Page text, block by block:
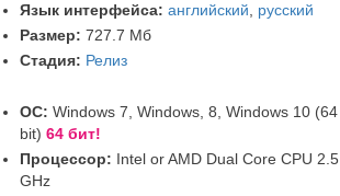
Язык интерфейса: английский
русский
Размер: 727.7 Мб
Стадия: Релиз
ОС: Windows 7, Windows, 8, Windows 10 (64
bit) 64 бит!
Процессор: Intel or AMD Dual Core CPU 2.5
GHz